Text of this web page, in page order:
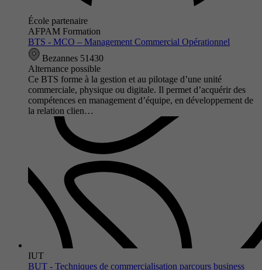
École partenaire
AFPAM Formation
BTS - MCO – Management Commercial Opérationnel
Bezannes 51430
Alternance possible
Ce BTS forme à la gestion et au pilotage d’une unité
commerciale, physique ou digitale. Il permet d’acquérir des
compétences en management d’équipe, en développement de
la relation clien…
IUT
BUT - Techniques de commercialisation parcours business